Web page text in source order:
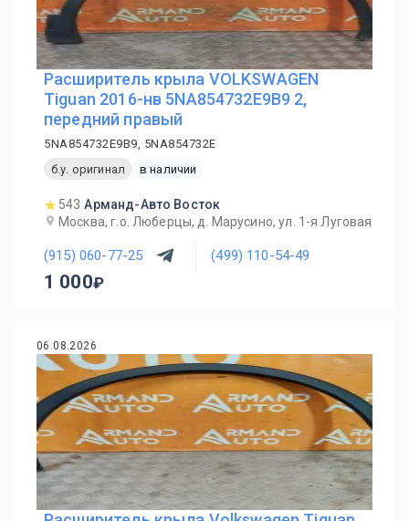
Расширитель крыла VOLKSWAGEN
Tiguan 2016-нв 5NA854732E9B9 2,
передний правый
5NA854732E9B9, 5NA854732E
б.у. оригинал
в наличии
543 Арманд-Авто Восток
Москва, г.о. Люберцы, д. Марусино, ул. 1-я Луговая
(915) 060-77-25 (499) 110-54-49
1 000
06.08.2026